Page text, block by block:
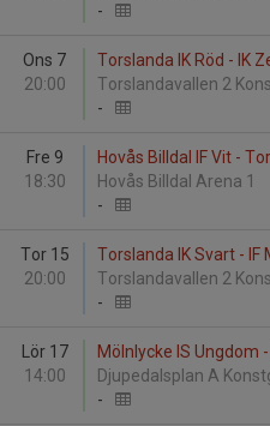
-
Ons 7
20:00
Torslanda IK Röd - IK
Torslandavallen 2
-
Fre 9
18:30
Hovås Billdal IF Vit -
Hovås Billdal Arena 1
-
Tor 15
20:00
Torslanda IK Svart - IF
Torslandavallen 2
-
Lör 17
14:00
Mölnlycke IS Ungdom
Djupedalsplan A
-